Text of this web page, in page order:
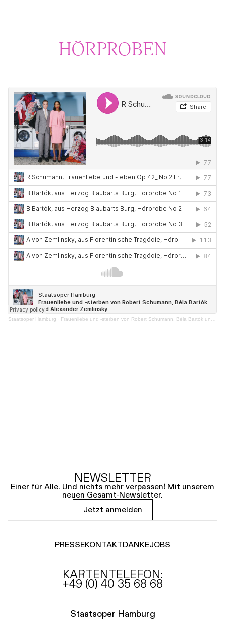
HÖRPROBEN
Staatsoper Hamburg · Frauenliebe und -sterben von Robert Schumann, Béla Bartók und Alexander Zemlinsky
NEWSLETTER
Einer für Alle. Und nichts mehr verpassen! Mit unserem
neuen Gesamt-Newsletter.
Jetzt anmelden
PRESSEKONTAKTDANKEJOBS
KARTENTELEFON:
+49 (0) 40 35 68 68
Staatsoper Hamburg